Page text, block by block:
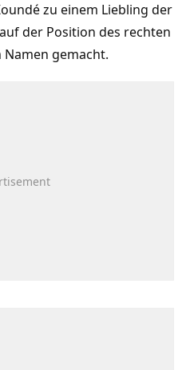
zu einem Liebling der
der Position des rechten
gemacht.